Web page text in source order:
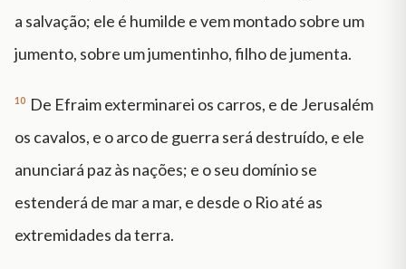
a salvação; ele é humilde e vem montado sobre um
jumento, sobre um jumentinho, filho de jumenta.
10 De Efraim exterminarei os carros, e de Jerusalém
os cavalos, e o arco de guerra será destruído, e ele
anunciará paz às nações; e o seu domínio se
estenderá de mar a mar, e desde o Rio até as
extremidades da terra.